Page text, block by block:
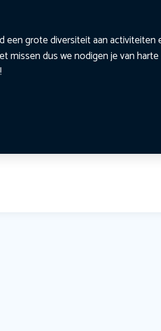
een grote diversiteit aan
missen dus we nodigen je van